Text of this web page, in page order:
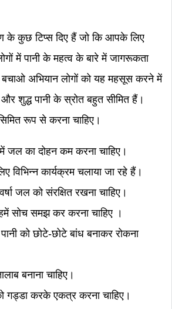
के कुछ टिप्स दिए हैं जो कि आपके लिए
में पानी के महत्व के बारे में जागरूकता
अभियान लोगों को यह महसूस करने में
शुद्ध पानी के स्रोत बहुत सीमित हैं।
रूप से करना चाहिए।
जल का दोहन कम करना चाहिए।
विभिन्न कार्यक्रम चलाया जा रहे हैं।
जल को संरक्षित रखना चाहिए।
सोच समझ कर करना चाहिए ।
को छोटे-छोटे बांध बनाकर रोकना
बनाना चाहिए।
गड्डा करके एकत्र करना चाहिए।